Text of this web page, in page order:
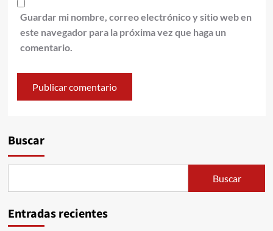
Guardar mi nombre, correo electrónico y sitio web en
este navegador para la próxima vez que haga un
comentario.
Buscar
Buscar
Entradas recientes